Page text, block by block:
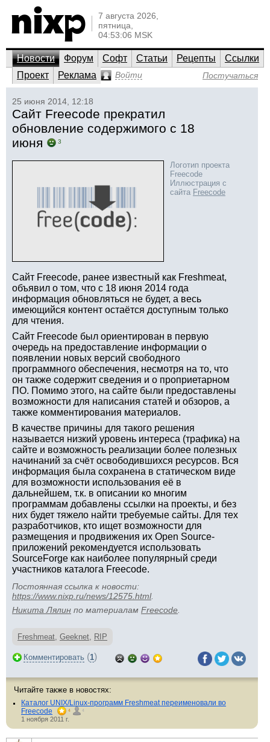
7 августа 2026,
пятница,
04:53:06 MSK
Новости Форум Софт Статьи Рецепты
Ссылки
Проект
Реклама Войти Постучаться
25 июня 2014, 12:18
Сайт Freecode прекратил
обновление содержимого с 18
июня
3
Логотип проекта
Freecode
Иллюстрация с
сайта Freecode
Сайт Freecode, ранее известный как Freshmeat,
объявил о том, что с 18 июня 2014 года
информация обновляться не будет, а весь
имеющийся контент остаётся доступным только
для чтения.
Сайт Freecode был ориентирован в первую
очередь на предоставление информации о
появлении новых версий свободного
программного обеспечения, несмотря на то, что
он также содержит сведения и о проприетарном
ПО. Помимо этого, на сайте были предоставлены
возможности для написания статей и обзоров, а
также комментирования материалов.
В качестве причины для такого решения
называется низкий уровень интереса (трафика) на
сайте и возможность реализации более полезных
начинаний за счёт освободившихся ресурсов. Вся
информация была сохранена в статическом виде
для возможности использования её в
дальнейшем, т.к. в описании ко многим
программам добавлены ссылки на проекты, и без
них будет тяжело найти требуемые сайты. Для тех
разработчиков, кто ищет возможности для
размещения и продвижения их Open Source-
приложений рекомендуется использовать
SourceForge как наиболее популярный среди
участников каталога Freecode.
Постоянная ссылка к новости:
https://www.nixp.ru/news/12575.html.
Никита Лялин по материалам Freecode
Freshmeat, Geeknet, RIP
Комментировать (1)
Читайте также в новостях:
Каталог UNIX/Linux-программ Freshmeat переименовали во
Freecode
4 4
1 ноября 2011 г.